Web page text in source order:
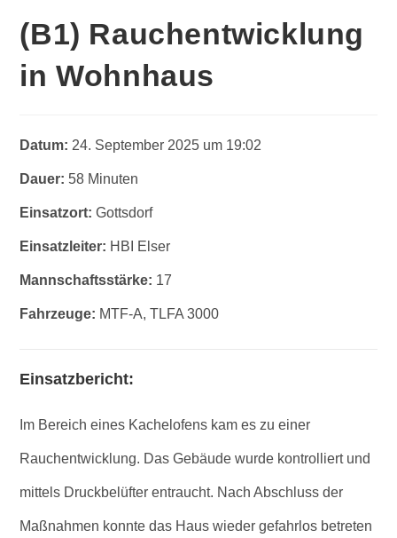
(B1) Rauchentwicklung
in Wohnhaus
Datum: 24. September 2025 um 19:02
Dauer: 58 Minuten
Einsatzort: Gottsdorf
Einsatzleiter: HBI Elser
Mannschaftsstärke: 17
Fahrzeuge: MTF-A, TLFA 3000
Einsatzbericht:
Im Bereich eines Kachelofens kam es zu einer
Rauchentwicklung. Das Gebäude wurde kontrolliert und
mittels Druckbelüfter entraucht. Nach Abschluss der
Maßnahmen konnte das Haus wieder gefahrlos betreten